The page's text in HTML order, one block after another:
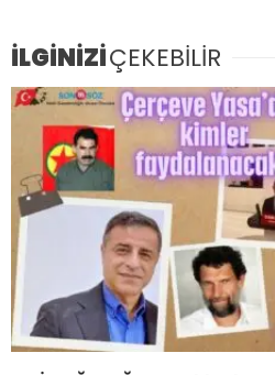
İLGİNİZİÇEKEBİLİR